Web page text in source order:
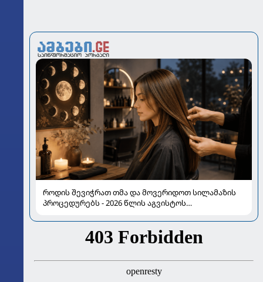
როდის შევიჭრათ თმა და მოვერიდოთ სილამაზის
პროცედურებს - 2026 წლის აგვისტოს